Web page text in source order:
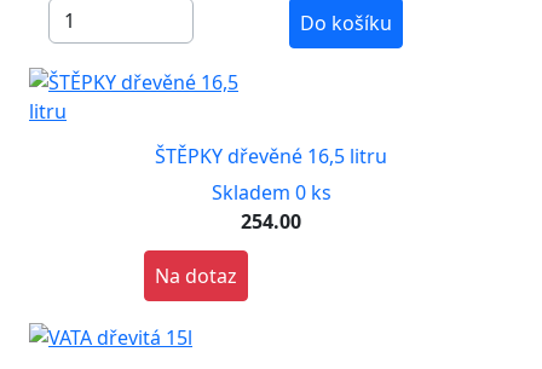
Do košíku
ŠTĚPKY dřevěné 16,5 litru
Skladem 0 ks
254.00
Na dotaz